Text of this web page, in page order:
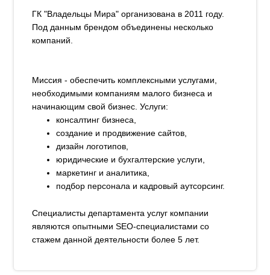
ГК "Владельцы Мира" организована в 2011 году.
Под данным брендом объединены несколько
компаний.
Миссия - обеспечить комплексными услугами,
необходимыми компаниям малого бизнеса и
начинающим свой бизнес. Услуги:
консалтинг бизнеса,
создание и продвижение сайтов,
дизайн логотипов,
юридические и бухгалтерские услуги,
маркетинг и аналитика,
подбор персонала и кадровый аутсорсинг.
Специалисты департамента услуг компании
являются опытными SEO-специалистами со
стажем данной деятельности более 5 лет.